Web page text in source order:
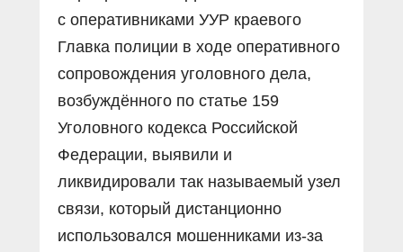
с оперативниками УУР краевого
Главка полиции в ходе оперативного
сопровождения уголовного дела,
возбуждённого по статье 159
Уголовного кодекса Российской
Федерации, выявили и
ликвидировали так называемый узел
связи, который дистанционно
использовался мошенниками из-за